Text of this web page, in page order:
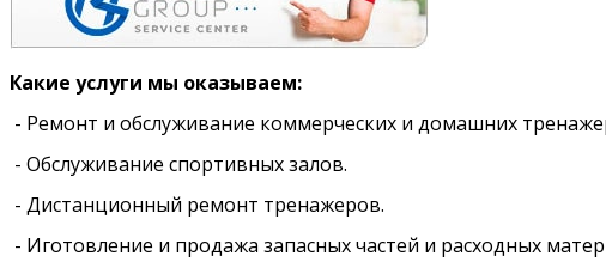
Какие услуги мы оказываем:
- Ремонт и обслуживание коммерческих и домашних
- Обслуживание спортивных залов.
- Дистанционный ремонт тренажеров.
- Иготовление и продажа запасных частей и расходных